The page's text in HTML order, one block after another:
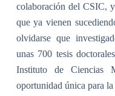
colaboración del CSIC,
que ya vienen
olvidarse que
unas 700 tesis
Instituto de Ciencias
oportunidad única para